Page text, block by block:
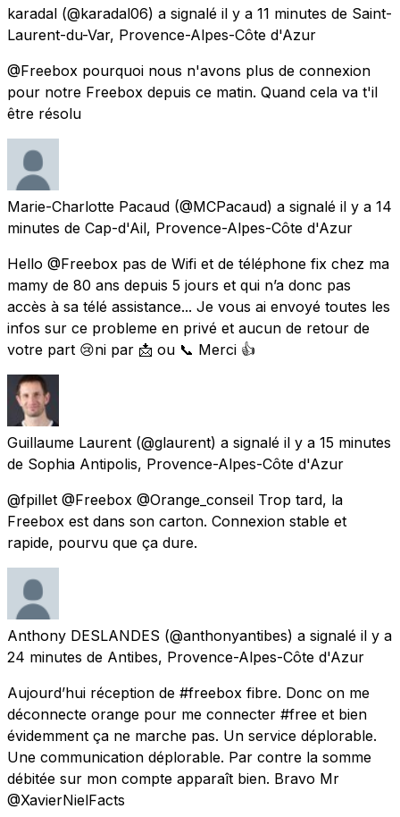
karadal (@karadal06) a signalé il y a 11 minutes de Saint-
Laurent-du-Var, Provence-Alpes-Côte d'Azur
@Freebox pourquoi nous n'avons plus de connexion
pour notre Freebox depuis ce matin. Quand cela va t'il
être résolu
Marie-Charlotte Pacaud (@MCPacaud) a signalé il y a 14
minutes de Cap-d'Ail, Provence-Alpes-Côte d'Azur
Hello @Freebox pas de Wifi et de téléphone fix chez ma
mamy de 80 ans depuis 5 jours et qui n’a donc pas
accès à sa télé assistance... Je vous ai envoyé toutes les
infos sur ce probleme en privé et aucun de retour de
votre part 😢ni par 📩 ou 📞 Merci 👍
Guillaume Laurent (@glaurent) a signalé il y a 15 minutes
de Sophia Antipolis, Provence-Alpes-Côte d'Azur
@fpillet @Freebox @Orange_conseil Trop tard, la
Freebox est dans son carton. Connexion stable et
rapide, pourvu que ça dure.
Anthony DESLANDES (@anthonyantibes) a signalé il y a
24 minutes de Antibes, Provence-Alpes-Côte d'Azur
Aujourd’hui réception de #freebox fibre. Donc on me
déconnecte orange pour me connecter #free et bien
évidemment ça ne marche pas. Un service déplorable.
Une communication déplorable. Par contre la somme
débitée sur mon compte apparaît bien. Bravo Mr
@XavierNielFacts